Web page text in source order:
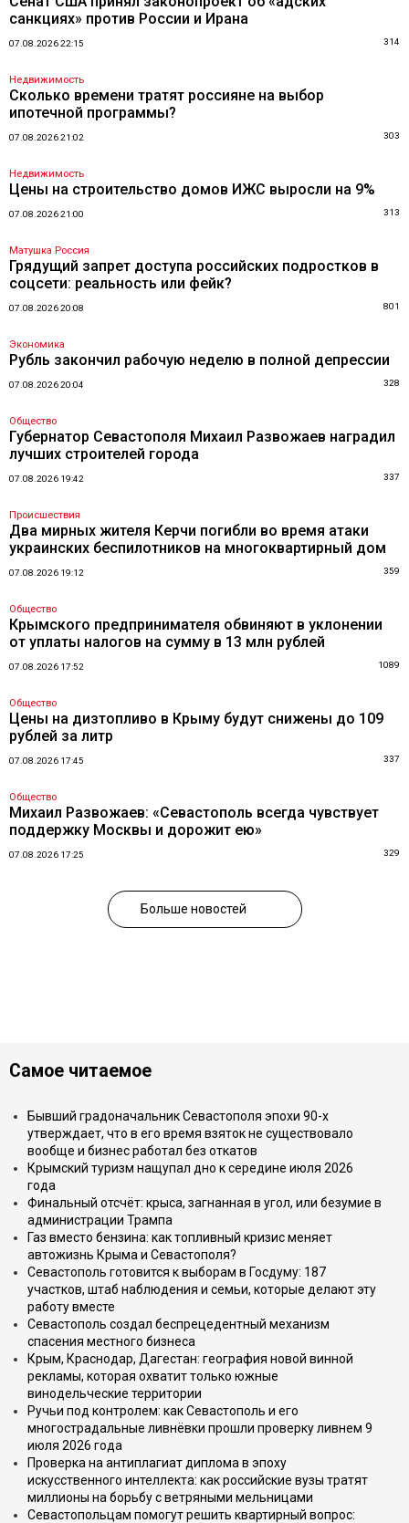
санкциях» против России и Ирана
07.08.2026 22:15 314
Недвижимость
Сколько времени тратят россияне на выбор
ипотечной программы?
07.08.2026 21:02 303
Недвижимость
Цены на строительство домов ИЖС выросли на 9%
07.08.2026 21:00 313
Матушка Россия
Грядущий запрет доступа российских подростков в
соцсети: реальность или фейк?
07.08.2026 20:08 801
Экономика
Рубль закончил рабочую неделю в полной депрессии
07.08.2026 20:04 328
Общество
Губернатор Севастополя Михаил Развожаев наградил
лучших строителей города
07.08.2026 19:42 337
Происшествия
Два мирных жителя Керчи погибли во время атаки
украинских беспилотников на многоквартирный дом
07.08.2026 19:12 359
Общество
Крымского предпринимателя обвиняют в уклонении
от уплаты налогов на сумму в 13 млн рублей
07.08.2026 17:52 1089
Общество
Цены на дизтопливо в Крыму будут снижены до 109
рублей за литр
07.08.2026 17:45 337
Общество
Михаил Развожаев: «Севастополь всегда чувствует
поддержку Москвы и дорожит ею»
07.08.2026 17:25 329
Больше новостей
Самое читаемое
Бывший градоначальник Севастополя эпохи 90-х
утверждает, что в его время взяток не существовало
вообще и бизнес работал без откатов
Крымский туризм нащупал дно к середине июля 2026
года
Финальный отсчёт: крыса, загнанная в угол, или безумие в
администрации Трампа
Газ вместо бензина: как топливный кризис меняет
автожизнь Крыма и Севастополя?
Севастополь готовится к выборам в Госдуму: 187
участков, штаб наблюдения и семьи, которые делают эту
работу вместе
Севастополь создал беспрецедентный механизм
спасения местного бизнеса
Крым, Краснодар, Дагестан: география новой винной
рекламы, которая охватит только южные
винодельческие территории
Ручьи под контролем: как Севастополь и его
многострадальные ливнёвки прошли проверку ливнем 9
июля 2026 года
Проверка на антиплагиат диплома в эпоху
искусственного интеллекта: как российские вузы тратят
миллионы на борьбу с ветряными мельницами
Севастопольцам помогут решить квартирный вопрос: